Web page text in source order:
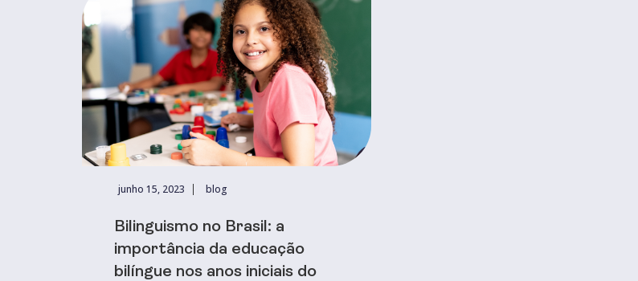
junho 15, 2023 blog
Bilinguismo no Brasil: a
importância da educação
bilíngue nos anos iniciais do